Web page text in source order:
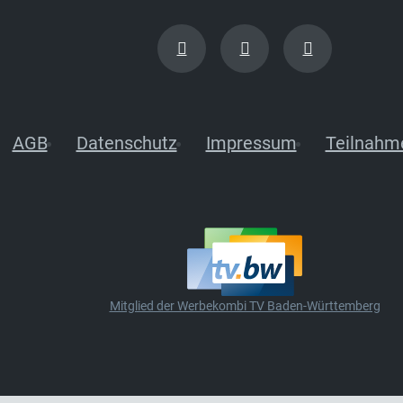
AGB Datenschutz Impressum
Mitglied der Werbekombi TV Baden-Württemberg